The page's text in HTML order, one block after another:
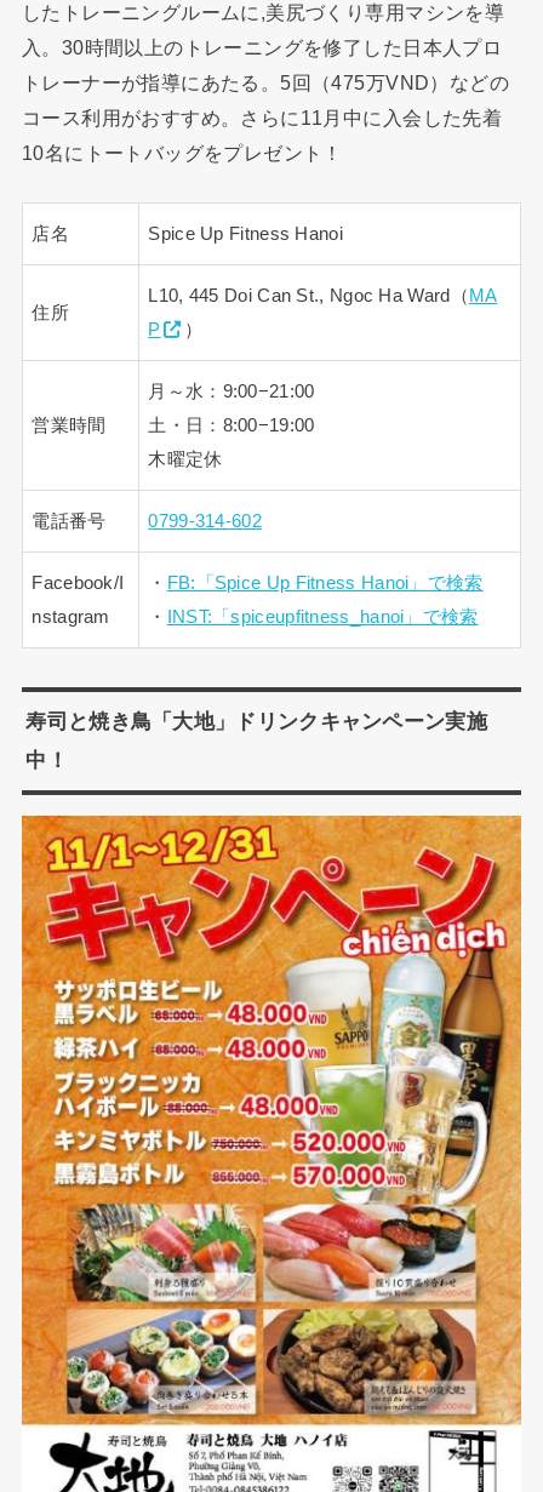
したトレーニングルームに,美尻づくり専用マシンを導
入。30時間以上のトレーニングを修了した日本人プロ
トレーナーが指導にあたる。5回（475万VND）などの
コース利用がおすすめ。さらに11月中に入会した先着
10名にトートバッグをプレゼント！
店名 Spice Up Fitness Hanoi
住所
L10, 445 Doi Can St., Ngoc Ha Ward（ MA
P
）
営業時間
月～水：9:00−21:00
土・日：8:00−19:00
木曜定休
電話番号 0799-314-602
Facebook/I
nstagram
・ FB:「Spice Up Fitness Hanoi」で検索
・
INST:「spiceupfitness_hanoi」で検索
寿司と焼き鳥「大地」ドリンクキャンペーン実施
中！